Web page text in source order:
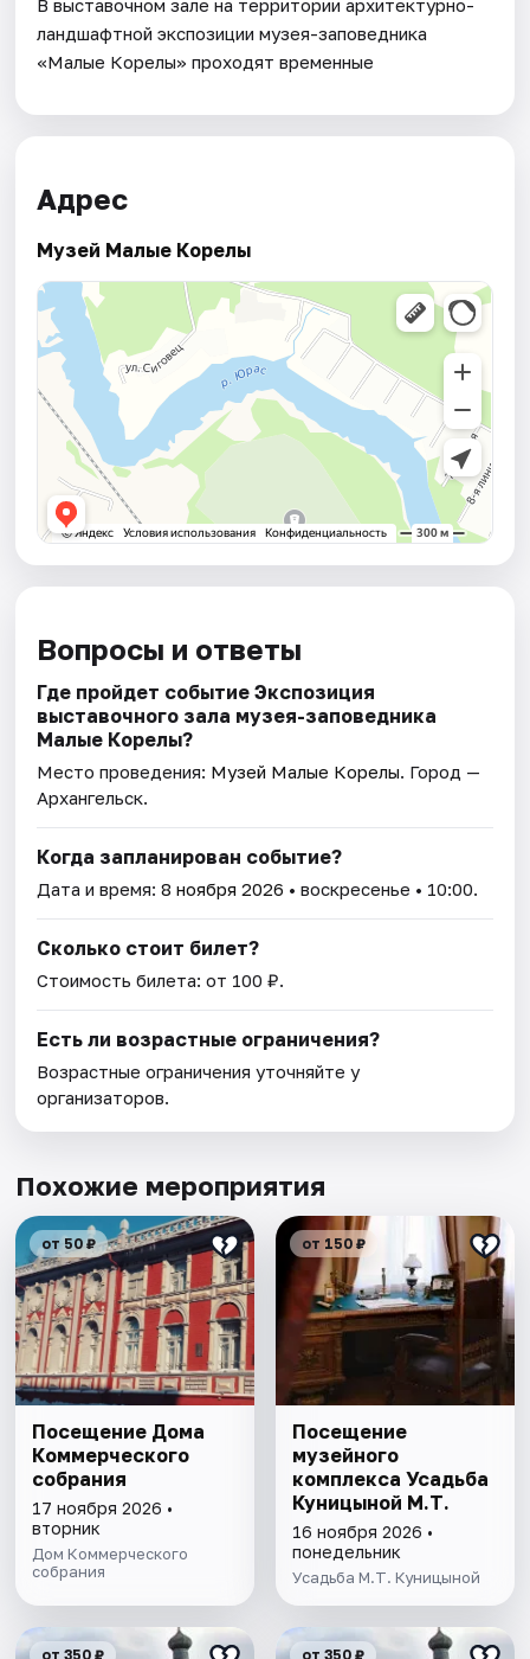
В выставочном зале на территории архитектурно-
ландшафтной экспозиции музея-заповедника
«Малые Корелы» проходят временные
Адрес
Музей Малые Корелы
Вопросы и ответы
Где пройдет событие Экспозиция
выставочного зала музея-заповедника
Малые Корелы?
Место проведения: Музей Малые Корелы. Город —
Архангельск.
Когда запланирован событие?
Дата и время:8 ноября 2026 • воскресенье • 10:00.
Сколько стоит билет?
Стоимость билета: от 100 ₽.
Есть ли возрастные ограничения?
Возрастные ограничения уточняйте у
организаторов.
Похожие мероприятия
от 50 ₽
Посещение Дома
Коммерческого
собрания
17 ноября 2026 •
вторник
Дом Коммерческого
собрания
от 150 ₽
Посещение
музейного
комплекса Усадьба
Куницыной М.Т.
16 ноября 2026 •
понедельник
Усадьба М.Т. Куницыной
от 350 ₽ от 350 ₽